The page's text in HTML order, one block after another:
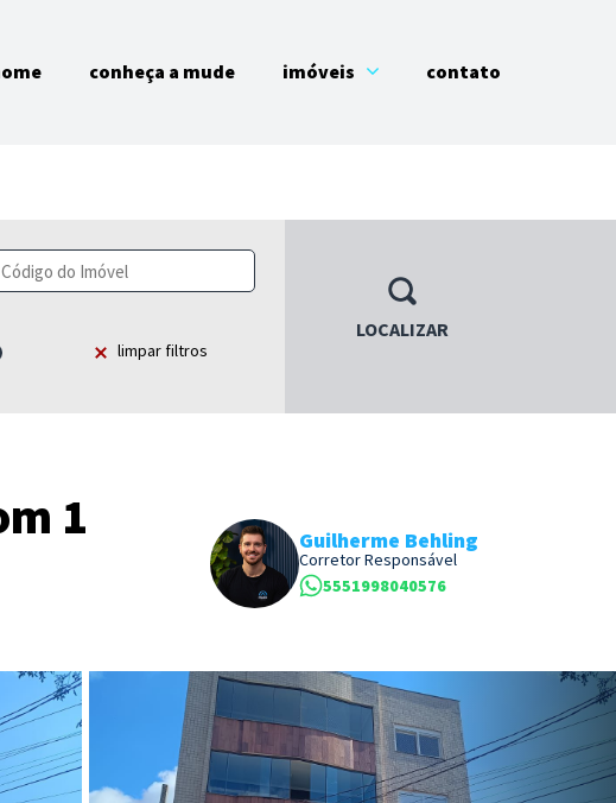
conheça a mude imóveis contato
limpar filtros
LOCALIZAR
1
Guilherme Behling
Corretor Responsável
5551998040576